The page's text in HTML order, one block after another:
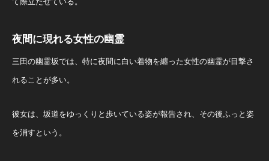
夜間に現れる女性の幽霊
三田の幽霊坂では、特に夜間に白い着物を纏った女性の幽霊が目撃さ
れることが多い。
彼女は、坂道をゆっくりと歩いている姿が報告され、その後ふっと姿
を消すという。